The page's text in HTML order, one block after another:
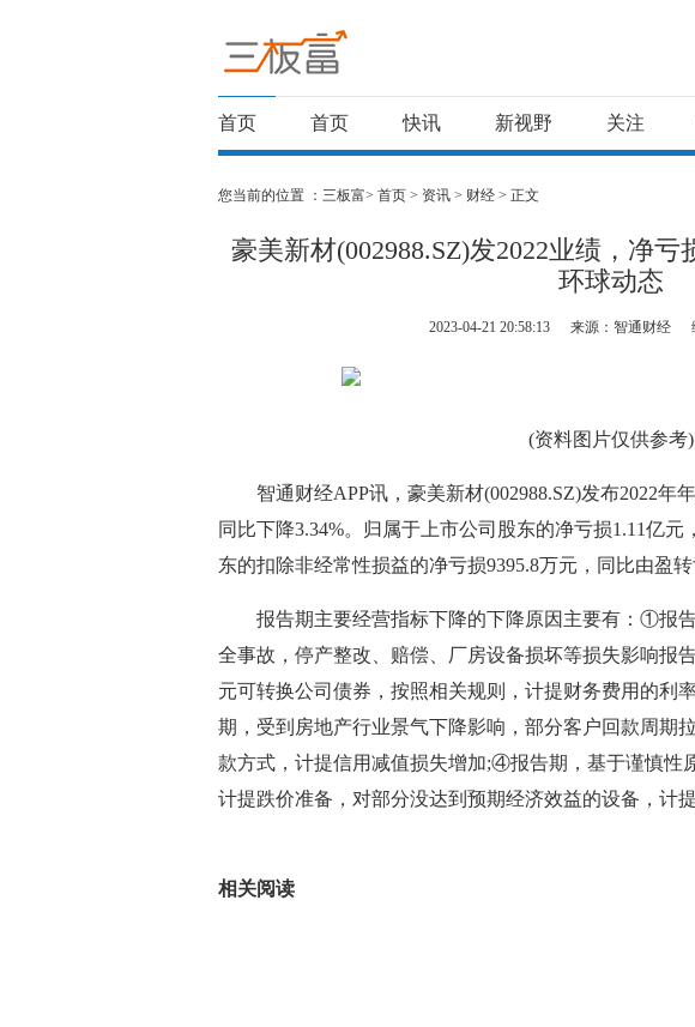
首页 首页 快讯 新视野 关注
您当前的位置 ： 三板富> 首页 > 资讯 > 财经 > 正文
豪美新材(002988.SZ)发2022业绩，净
环球动态
2023-04-21 20:58:13 来源：智通财经
(资料图片仅供参考)
智通财经APP讯，豪美新材(002988.SZ)发布2022年
同比下降3.34%。归属于上市公司股东的净亏损1.11亿
东的扣除非经常性损益的净亏损9395.8万元，同比由盈转
报告期主要经营指标下降的下降原因主要有：①报
全事故，停产整改、赔偿、厂房设备损坏等损失影响报
元可转换公司债券，按照相关规则，计提财务费用的利
期，受到房地产行业景气下降影响，部分客户回款周期
款方式，计提信用减值损失增加;④报告期，基于谨慎性
计提跌价准备，对部分没达到预期经济效益的设备，计
相关阅读